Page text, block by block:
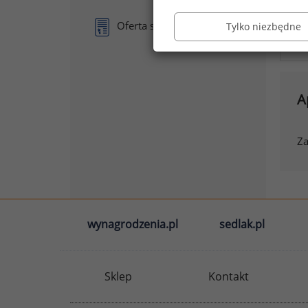
Oferta sprzedaży
wynagrodzenia.pl sedlak.pl
Sklep Kontakt
Tylko niezbędne